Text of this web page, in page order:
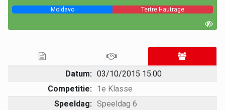
Moldavo Tertre Hautrage
Datum: 03/10/2015 15:00
Competitie: 1e Klasse
Speeldag: Speeldag 6